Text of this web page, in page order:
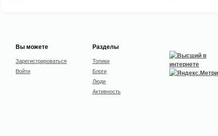
Вы можете
Зарегистрироваться
Войти
Разделы
Топики
Блоги
Люди
Активность